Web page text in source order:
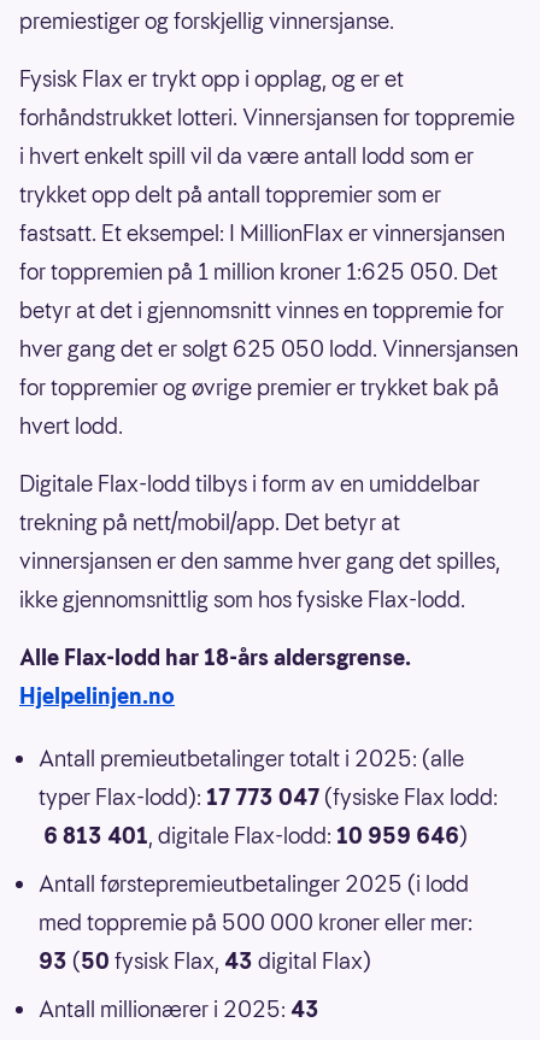
premiestiger og forskjellig vinnersjanse.
Fysisk Flax er trykt opp i opplag, og er et
forhåndstrukket lotteri. Vinnersjansen for toppremie
i hvert enkelt spill vil da være antall lodd som er
trykket opp delt på antall toppremier som er
fastsatt. Et eksempel: I MillionFlax er vinnersjansen
for toppremien på 1 million kroner 1:625 050. Det
betyr at det i gjennomsnitt vinnes en toppremie for
hver gang det er solgt 625 050 lodd. Vinnersjansen
for toppremier og øvrige premier er trykket bak på
hvert lodd.
Digitale Flax-lodd tilbys i form av en umiddelbar
trekning på nett/mobil/app. Det betyr at
vinnersjansen er den samme hver gang det spilles,
ikke gjennomsnittlig som hos fysiske Flax-lodd.
Alle Flax-lodd har 18-års aldersgrense.
Hjelpelinjen.no
Antall premieutbetalinger totalt i 2025: (alle
typer Flax-lodd): 17 773 047 (fysiske Flax lodd:
6 813 401, digitale Flax-lodd: 10 959 646)
Antall førstepremieutbetalinger 2025 (i lodd
med toppremie på 500 000 kroner eller mer:
93 (50 fysisk Flax, 43 digital Flax)
Antall millionærer i 2025: 43